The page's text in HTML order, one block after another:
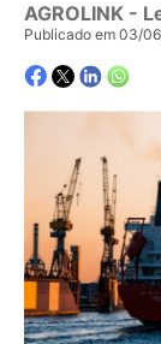
AGROLINK -
Publicado em 03/